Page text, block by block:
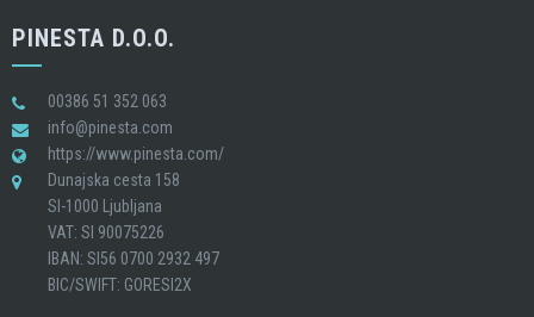
PINESTA D.O.O.
00386 51 352 063
info@pinesta.com
https://www.pinesta.com/
Dunajska cesta 158
SI-1000 Ljubljana
VAT: SI 90075226
IBAN: SI56 0700 2932 497
BIC/SWIFT: GORESI2X